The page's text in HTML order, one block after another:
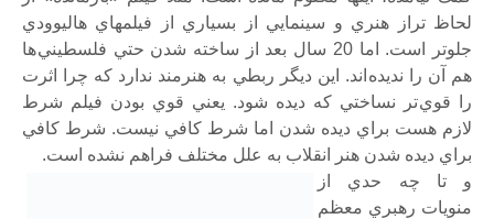
لحاظ تراز هنري و سينمايي از بسياري از فيلمهاي هاليوودي
جلوتر است. اما 20 سال بعد از ساخته شدن حتي فلسطيني ها
هم آن را نديده اند. اين ديگر ربطي به هنرمند ندارد که چرا اثرت
را قوي تر نساختي که ديده شود. يعني قوي بودن فيلم شرط
لازم هست براي ديده شدن اما شرط کافي نيست. شرط کافي
براي ديده شدن هنر انقلاب به علل مختلف فراهم نشده است.
و تا چه حدي از
منويات رهبري معظم